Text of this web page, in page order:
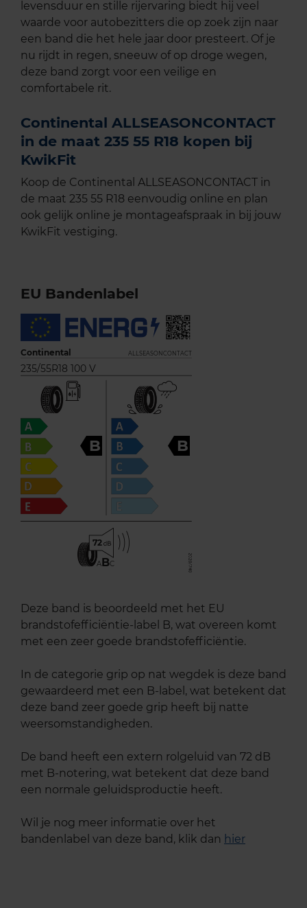
levensduur en stille rijervaring biedt hij veel
waarde voor autobezitters die op zoek zijn naar
een band die het hele jaar door presteert. Of je
nu rijdt in regen, sneeuw of op droge wegen,
deze band zorgt voor een veilige en
comfortabele rit.
Continental ALLSEASONCONTACT
in de maat 235 55 R18 kopen bij
KwikFit
Koop de Continental ALLSEASONCONTACT in
de maat 235 55 R18 eenvoudig online en plan
ook gelijk online je montageafspraak in bij jouw
KwikFit vestiging.
EU Bandenlabel
Continental ALLSEASONCONTACT
235/55R18 100 V
B B
72
ABC
Deze band is beoordeeld met het EU
brandstofefficiëntie-label B, wat overeen komt
met een zeer goede brandstofefficiëntie.
In de categorie grip op nat wegdek is deze band
gewaardeerd met een B-label, wat betekent dat
deze band zeer goede grip heeft bij natte
weersomstandigheden.
De band heeft een extern rolgeluid van 72 dB
met B-notering, wat betekent dat deze band
een normale geluidsproductie heeft.
Wil je nog meer informatie over het
bandenlabel van deze band, klik dan hier